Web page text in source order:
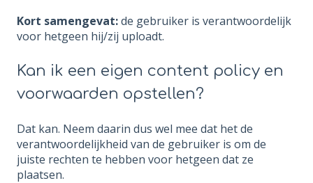
Kort samengevat:de gebruiker is verantwoordelijk
voor hetgeen hij/zij uploadt.
Kan ik een eigen content policy en
voorwaarden opstellen?
Dat kan. Neem daarin dus wel mee dat het de
verantwoordelijkheid van de gebruiker is om de
juiste rechten te hebben voor hetgeen dat ze
plaatsen.